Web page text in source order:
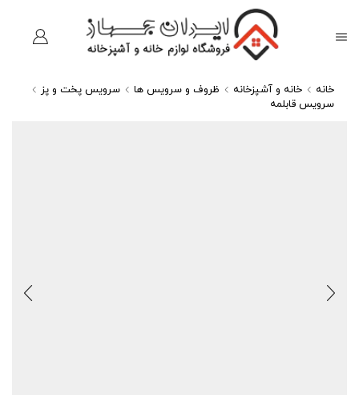
خانه خانه و آشپزخانه ظروف و سرویس ها
سرویس پخت و پز
سرویس قابلمه